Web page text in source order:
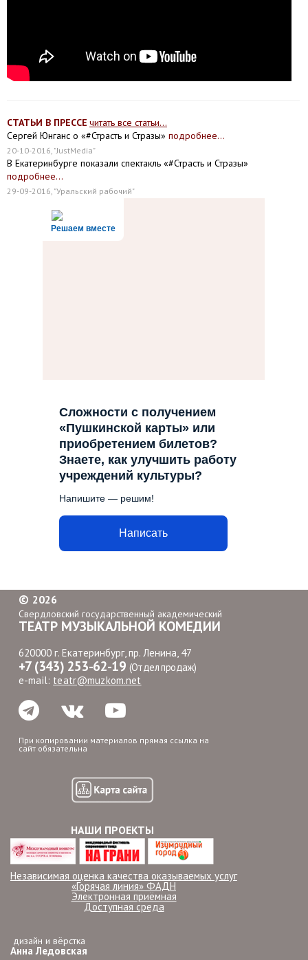
СТАТЬИ В ПРЕССЕ читать все статьи...
Сергей Юнганс о «#Страсть и Стразы» подробнее...
20-10-2016, "JustMedia"
В Екатеринбурге показали спектакль «#Страсть и Стразы»
подробнее...
29-09-2016, "Уральский рабочий"
Решаем вместе
Сложности с получением
«Пушкинской карты» или
приобретением билетов?
Знаете, как улучшить работу
учреждений культуры?
Напишите — решим!
Написать
© 2026
Свердловский государственный академический
ТЕАТР МУЗЫКАЛЬНОЙ КОМЕДИИ
620000 г. Екатеринбург, пр. Ленина, 47
+7 (343) 253-62-19 (Отдел продаж)
e-mail: teatr@muzkom.net
При копировании материалов прямая ссылка на
сайт обязательна
НАШИ ПРОЕКТЫ
Независимая оценка качества оказываемых услуг
«Горячая линия» ФАДН
Электронная приёмная
Доступная среда
дизайн и вёрстка
Анна Ледовская